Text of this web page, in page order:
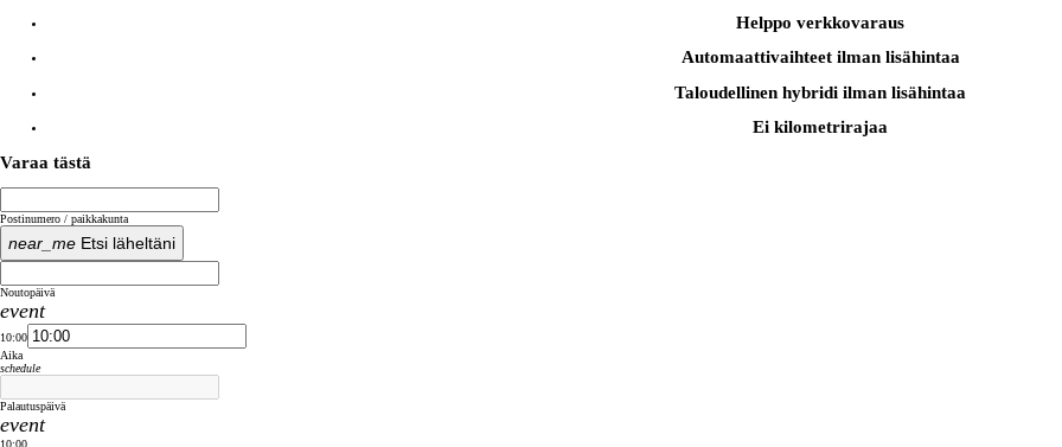
Alkaen
Helppo verkkovaraus
Automaattivaihteet ilman lisähintaa
Taloudellinen hybridi ilman lisähintaa
Ei kilometrirajaa
Varaa tästä
Postinumero / paikkakunta
near_me Etsi läheltäni
Noutopäivä
event
10:00
Aika
schedule
Palautuspäivä
event
10:00